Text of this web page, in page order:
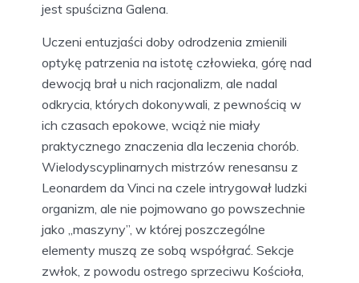
jest spuścizna Galena.
Uczeni entuzjaści doby odrodzenia zmienili
optykę patrzenia na istotę człowieka, górę nad
dewocją brał u nich racjonalizm, ale nadal
odkrycia, których dokonywali, z pewnością w
ich czasach epokowe, wciąż nie miały
praktycznego znaczenia dla leczenia chorób.
Wielodyscyplinarnych mistrzów renesansu z
Leonardem da Vinci na czele intrygował ludzki
organizm, ale nie pojmowano go powszechnie
jako „maszyny”, w której poszczególne
elementy muszą ze sobą współgrać. Sekcje
zwłok, z powodu ostrego sprzeciwu Kościoła,